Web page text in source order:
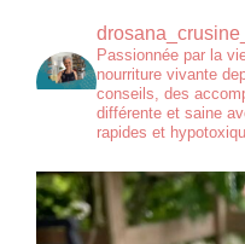
Passionnée par la
nourriture vivante
conseils, des
différente et saine
rapides et